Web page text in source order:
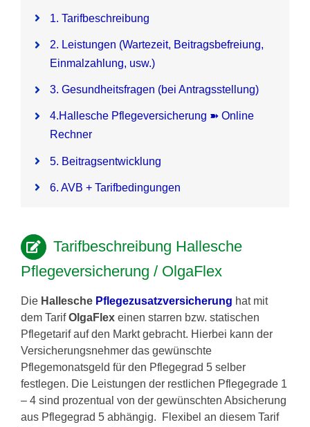
Pflegezusatzversicherung
Pflegezusatz – Vergleichsrechner
Vorerkrankung
Testsieger
1. Tarifbeschreibung
2. Leistungen (Wartezeit, Beitragsbefreiung,
Einmalzahlung, usw.)
3. Gesundheitsfragen (bei Antragsstellung)
4.Hallesche Pflegeversicherung ➽ Online
Rechner
5. Beitragsentwicklung
6. AVB + Tarifbedingungen
Tarifbeschreibung Hallesche
Pflegeversicherung / OlgaFlex
Die Hallesche Pflegezusatzversicherung hat mit
dem TarifOlgaFlexeinen starren bzw. statischen
Pflegetarif auf den Markt gebracht. Hierbei kann der
Versicherungsnehmer das gewünschte
Pflegemonatsgeld für den Pflegegrad 5 selber
festlegen. Die Leistungen der restlichen Pflegegrade 1
– 4 sind prozentual von der gewünschten Absicherung
aus Pflegegrad 5 abhängig. Flexibel an diesem Tarif